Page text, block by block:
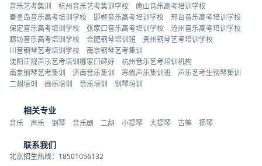
音乐艺考集训 杭州音乐艺考集训学校
唐山音乐高考培训学校
秦皇岛音乐高考培训学校
邯郸音乐高考培训学校
邢台音乐高考培训学校
保定音乐高考培训学校
张家口音乐高考培训学校
沧州音乐高考培训学校
廊坊音乐高考培训学校
合肥钢琴培训班
贵州钢琴艺考培训学校
川音钢琴艺考培训学校
南京钢琴艺考集训
沈阳正规声乐艺考培训哪家口碑好
杭州音乐艺考培训机构
南京钢琴艺考集训
济南音乐集训 寒假声乐集训班
声乐艺考生钢琴集训
二胡培训
器乐培训 音乐培训 钢琴培训
相关专业
音乐 声乐 钢琴 音乐剧 二胡 小提琴 大提琴 古筝 扬琴
联系我们
北京招生热线：18501056132